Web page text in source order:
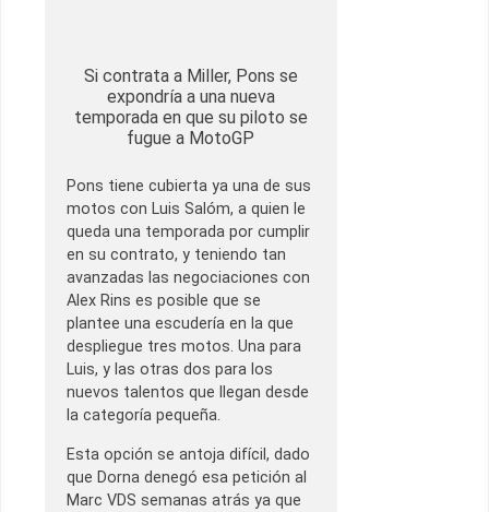
Si contrata a Miller, Pons se
expondría a una nueva
temporada en que su piloto se
fugue a MotoGP
Pons tiene cubierta ya una de sus
motos con Luis Salóm, a quien le
queda una temporada por cumplir
en su contrato, y teniendo tan
avanzadas las negociaciones con
Alex Rins es posible que se
plantee una escudería en la que
despliegue tres motos. Una para
Luis, y las otras dos para los
nuevos talentos que llegan desde
la categoría pequeña.
Esta opción se antoja difícil, dado
que Dorna denegó esa petición al
Marc VDS semanas atrás ya que